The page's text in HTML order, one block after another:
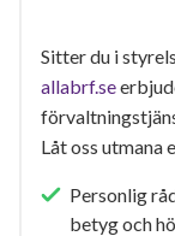
Sitter du i
allabrf.se
Låt oss
Personlig
betyg och